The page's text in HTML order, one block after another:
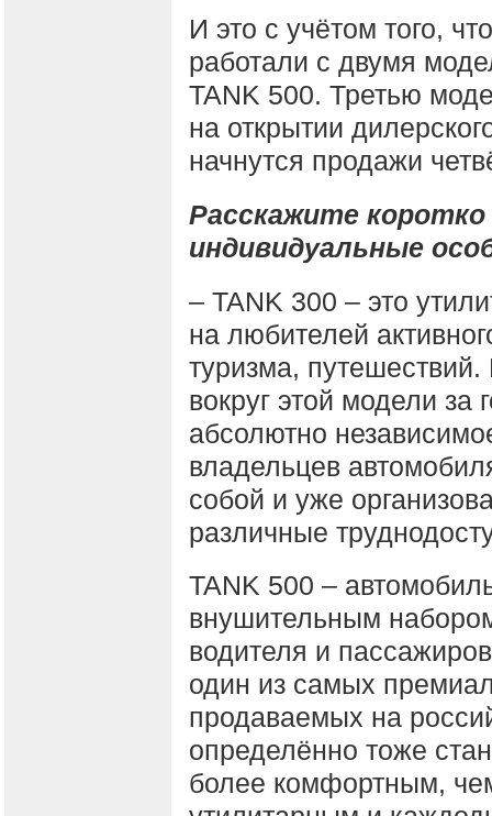
И это с учётом того,
работали с двумя
TANK 500. Третью
на открытии
начнутся продажи
Расскажите
индивидуальные
– TANK 300 – это
на любителей
туризма,
вокруг этой модели
абсолютно
владельцев
собой и уже
различные
TANK 500 –
внушительным
водителя и
один из самых
продаваемых на
определённо тоже
более комфортным,